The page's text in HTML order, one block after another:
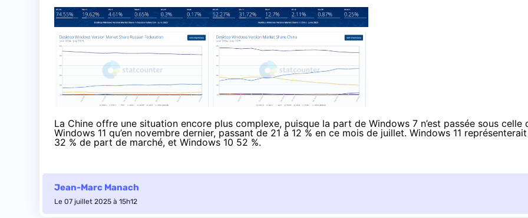
La Chine offre une situation encore plus complexe, puisque la part de Windows 7 n’est passée sous celle
Windows 11 qu’en novembre dernier, passant de 21 à 12 % en ce mois de juillet. Windows 11 représenterait
32 % de part de marché, et Windows 10 52 %.
Jean-Marc Manach
Le 07 juillet 2025 à 15h12